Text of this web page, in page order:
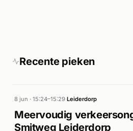
Recente pieken
8 jun · 15:24–15:29·Leiderdorp
Meervoudig
Smitweg Leiderdorp